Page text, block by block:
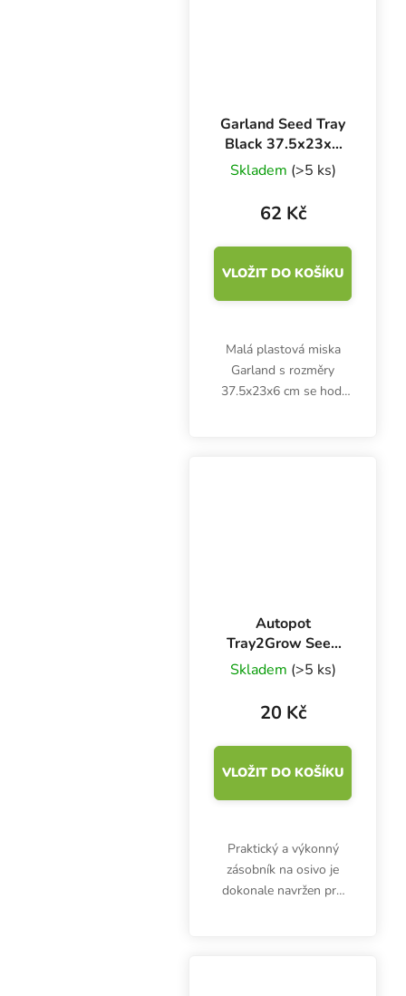
Garland Seed Tray
Black 37.5x23x6
cm, miska černá s
drenáží
Skladem (>5 ks)
62 Kč
VLOŽIT DO KOŠÍKU
Malá plastová miska
Garland s rozměry
37.5x23x6 cm se hodí
Autopot
Tray2Grow Seed
Tray podmiska na
semínka
Skladem (>5 ks)
20 Kč
VLOŽIT DO KOŠÍKU
Praktický a výkonný
zásobník na osivo je
dokonale navržen pro